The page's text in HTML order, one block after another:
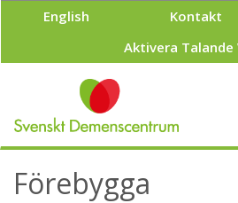
p
l
English Kontakt
Aktivera Talande
Förebygga